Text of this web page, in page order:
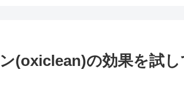
(oxiclean)の効果を試し